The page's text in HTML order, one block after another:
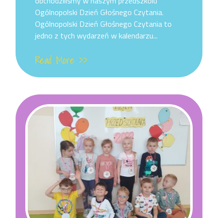
Ogólnopolski Dzień Głośnego Czytania.
Ogólnopolski Dzień Głośnego Czytania to
jedno z tych wydarzeń w kalendarzu...
Read More >>